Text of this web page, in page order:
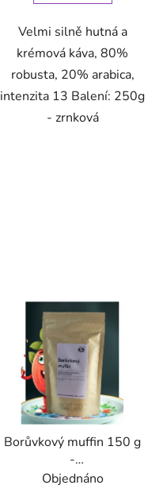
Velmi silně hutná a
krémová káva, 80%
robusta, 20% arabica,
intenzita 13 Balení: 250g
- zrnková
Borůvkový muffin 150 g
-
káva,aromatizovaná,mletá
Objednáno